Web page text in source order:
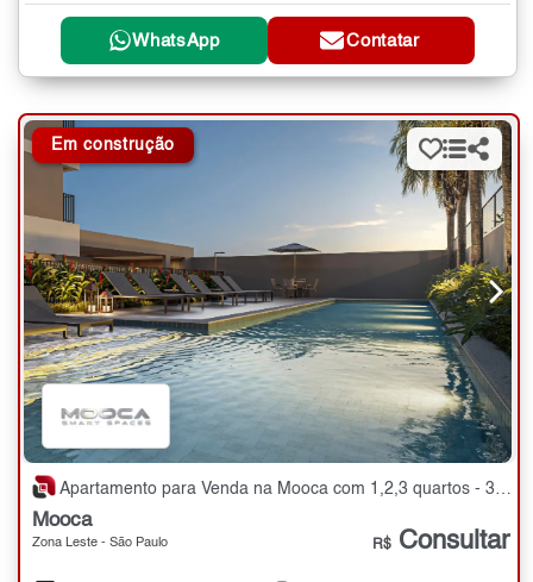
WhatsApp Contatar
Em construção
Apartamento para Venda na Mooca com 1,2,3 quartos - 30 a 66 m²
Mooca
Zona Leste - São Paulo R$ Consultar